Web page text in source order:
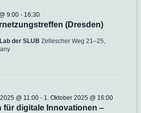
(Dresden)
9:00- 16:30
der SLUB Zellescher Weg 21–25,
für digitale Innovationen –
@ 11:00- 1. Oktober 2025 @ 16:00